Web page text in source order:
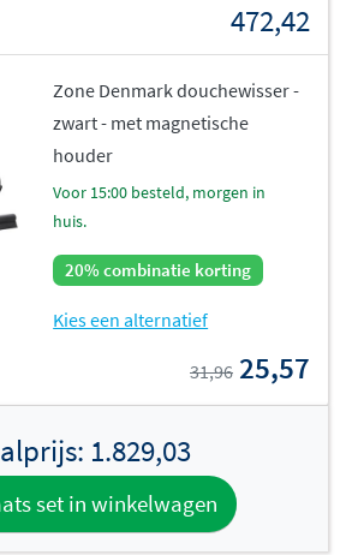
472,42
Zone Denmark douchewisser -
zwart - met magnetische
houder
voor 15:00 besteld, morgen in
huis.
20% combinatie korting
Kies een alternatief
31,96 25,57
1.829,03
set in winkelwagen